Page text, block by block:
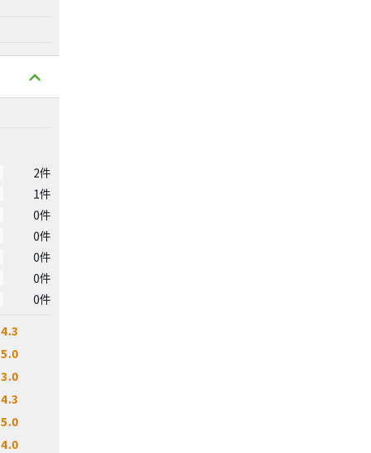
2件
1件
0件
0件
0件
0件
0件
4.3
5.0
3.0
4.3
5.0
4.0